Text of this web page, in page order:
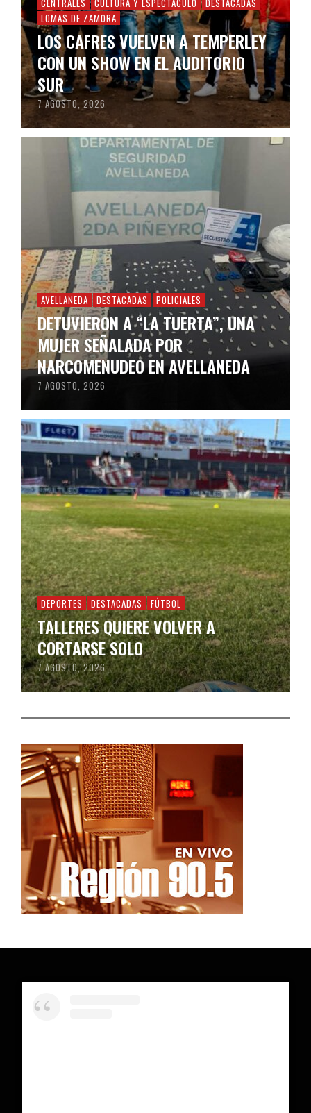
CENTRALES CULTURA Y ESPECTÁCULO
DESTACADAS
LOMAS DE ZAMORA
LOS CAFRES VUELVEN A TEMPERLEY
CON UN SHOW EN EL AUDITORIO
SUR
7 AGOSTO, 2026
AVELLANEDA DESTACADAS POLICIALES
DETUVIERON A “LA TUERTA”, UNA
MUJER SEÑALADA POR
NARCOMENUDEO EN AVELLANEDA
7 AGOSTO, 2026
DEPORTES DESTACADAS FÚTBOL
TALLERES QUIERE VOLVER A
CORTARSE SOLO
7 AGOSTO, 2026